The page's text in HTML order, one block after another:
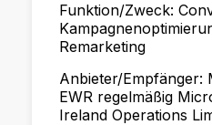
Funktion/Zweck:
Remarketing
Anbieter/Empfänger:
EWR regelmäßig
Ireland Operations